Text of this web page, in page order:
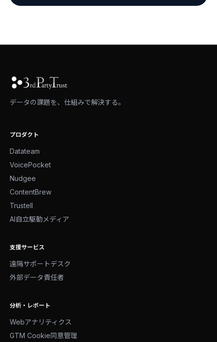
データの課題を、仕組みで解決する。
プロダクト
Datateam
VoicePocket
Nudgee
ContentBrew
Trustell
AI自立駆動メディア
支援サービス
遠隔サポートデスク
外部データ責任者
分析・レポート
Webアナリティクス
GTM Cookie同意管理